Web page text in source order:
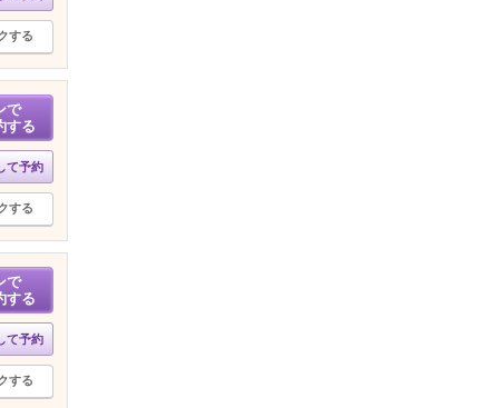
する
で
する
て予約
する
で
する
て予約
する